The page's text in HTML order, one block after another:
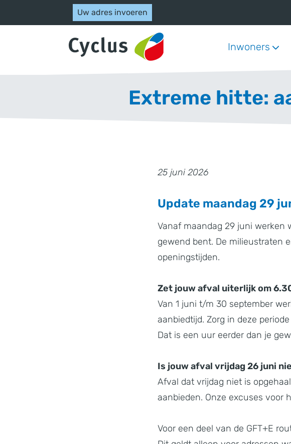
Naar hoofdinhoudUw adres invoeren
Inwoners
Extreme hitte:
25 juni 2026
Update maandag 29
Vanaf maandag 29 juni werken
gewend bent. De milieustraten
openingstijden.
Zet jouw afval uiterlijk om
Van 1 juni t/m 30 september
aanbiedtijd. Zorg in deze
Dat is een uur eerder dan je
Is jouw afval vrijdag 26 juni
Afval dat vrijdag niet is
aanbieden. Onze excuses voor
Voor een deel van de GFT+E